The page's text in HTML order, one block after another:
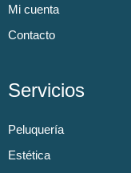
Mi cuenta
Contacto
Servicios
Peluquería
Estética